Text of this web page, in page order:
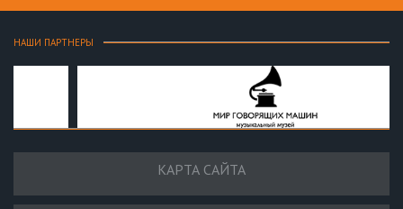
НАШИ ПАРТНЕРЫ
КАРТА САЙТА